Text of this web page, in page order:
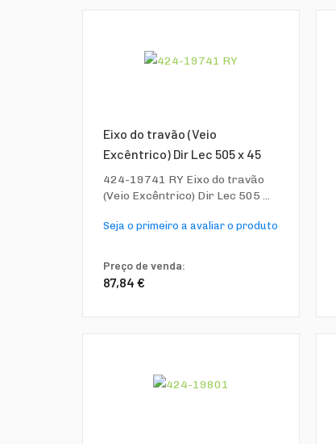
Eixo do travão (Veio
Excêntrico) Dir Lec 505 x 45
424-19741 RY Eixo do travão
(Veio Excêntrico) Dir Lec 505 ...
Seja o primeiro a avaliar o produto
Preço de venda:
87,84 €